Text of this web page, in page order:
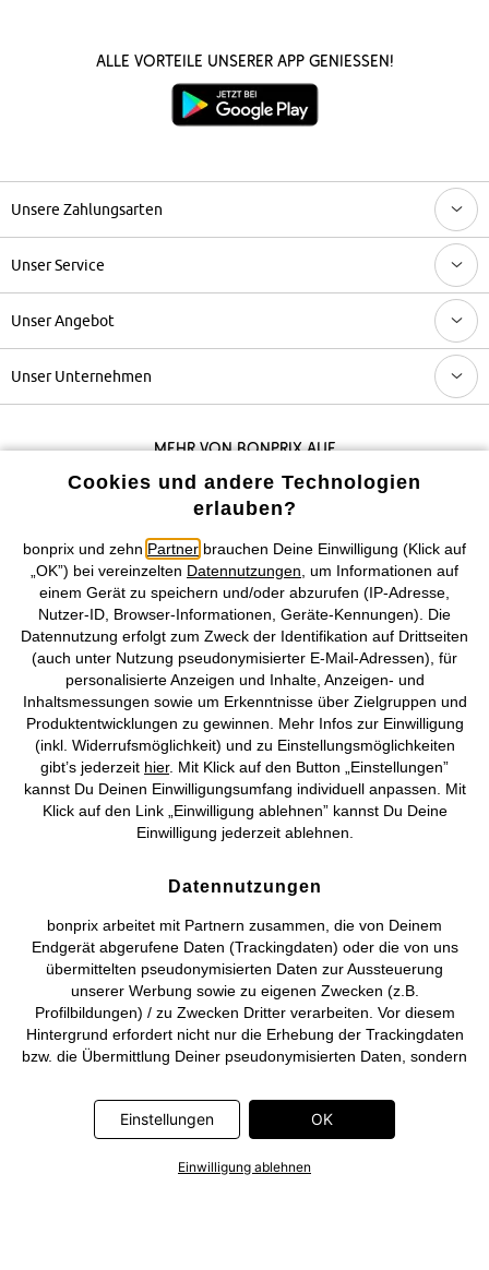
Alle Vorteile unserer App genießen!
Unsere Zahlungsarten
Unser Service
Unser Angebot
Unser Unternehmen
Mehr von bonprix auf
Preisangaben inkl. gesetzl. MwSt. und zzgl.
Versandkosten
AGB Datenschutz Cookie-Einstellungen Impressum
Vertrag widerrufen
©2026 bonprix.Alle Rechte vorbehalten.
Deutsch Français
Cookies und andere Technologien
erlauben?
bonprix und zehn Partner brauchen Deine Einwilligung (Klick auf
„OK”) bei vereinzelten Datennutzungen , um Informationen auf
einem Gerät zu speichern und/oder abzurufen (IP-Adresse,
Nutzer-ID, Browser-Informationen, Geräte-Kennungen). Die
Datennutzung erfolgt zum Zweck der Identifikation auf Drittseiten
(auch unter Nutzung pseudonymisierter E-Mail-Adressen), für
personalisierte Anzeigen und Inhalte, Anzeigen- und
Inhaltsmessungen sowie um Erkenntnisse über Zielgruppen und
Produktentwicklungen zu gewinnen. Mehr Infos zur Einwilligung
(inkl. Widerrufsmöglichkeit) und zu Einstellungsmöglichkeiten
gibt’s jederzeit hier. Mit Klick auf den Button „Einstellungen”
kannst Du Deinen Einwilligungsumfang individuell anpassen. Mit
Klick auf den Link „Einwilligung ablehnen” kannst Du Deine
Einwilligung jederzeit ablehnen.
Datennutzungen
bonprix arbeitet mit Partnern zusammen, die von Deinem
Endgerät abgerufene Daten (Trackingdaten) oder die von uns
übermittelten pseudonymisierten Daten zur Aussteuerung
unserer Werbung sowie zu eigenen Zwecken (z.B.
Profilbildungen) / zu Zwecken Dritter verarbeiten. Vor diesem
Hintergrund erfordert nicht nur die Erhebung der Trackingdaten
bzw. die Übermittlung Deiner pseudonymisierten Daten, sondern
Einwilligung. Die Trackingdaten werden erst dann erhoben bzw.
Deine pseudonymisierten Daten erst dann übermittelt, wenn Du
auf den in dem Banner auf bonprix.de wiedergebenden Button
„OK” klickst. Bei den Partnern handelt es sich um die folgenden
Einstellungen OK
Einwilligung ablehnen